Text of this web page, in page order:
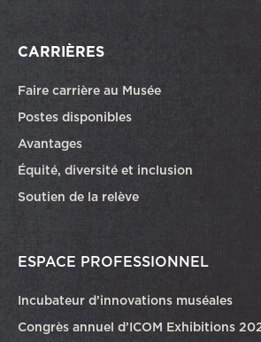
CARRIÈRES
Faire carrière au Musée
Postes disponiblesCe lien ouvrira dans
Avantages
Équité, diversité et inclusion
Soutien de la relève
ESPACE PROFESSIONNEL
Incubateur d’innovations muséales
Congrès annuel d’ICOM Exhibitions